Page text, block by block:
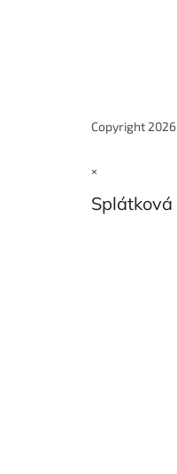
Copyright 2026
×
Splátková